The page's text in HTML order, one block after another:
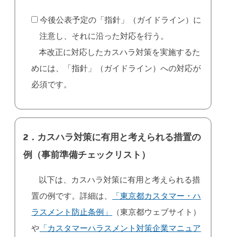
今後公表予定の「指針」（ガイドライン）に
注意し、それに沿った対応を行う。
本改正に対応したカスハラ対策を実施するた
めには、「指針」（ガイドライン）への対応が
必須です。
2．カスハラ対策に有用と考えられる措置の
例（事前準備チェックリスト）
以下は、カスハラ対策に有用と考えられる措
置の例です。詳細は、
「東京都カスタマー・ハ
ラスメント防止条例」
（東京都ウェブサイト）
や 「カスタマーハラスメント対策企業マニュア